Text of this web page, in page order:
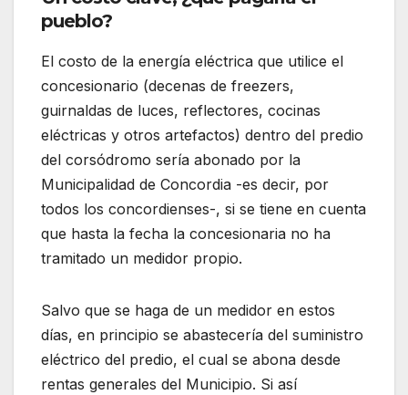
pueblo?
El costo de la energía eléctrica que utilice el
concesionario (decenas de freezers,
guirnaldas de luces, reflectores, cocinas
eléctricas y otros artefactos) dentro del predio
del corsódromo sería abonado por la
Municipalidad de Concordia -es decir, por
todos los concordienses-, si se tiene en cuenta
que hasta la fecha la concesionaria no ha
tramitado un medidor propio.
Salvo que se haga de un medidor en estos
días, en principio se abastecería del suministro
eléctrico del predio, el cual se abona desde
rentas generales del Municipio. Si así